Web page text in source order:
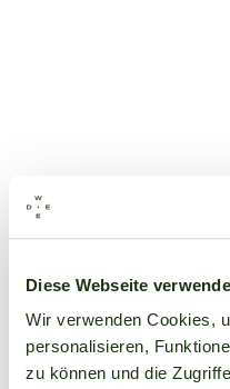
Diese Webseite
Wir verwenden Cookies,
personalisieren,
zu können und die